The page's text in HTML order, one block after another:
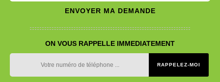
ON VOUS RAPPELLE IMMEDIATEMENT